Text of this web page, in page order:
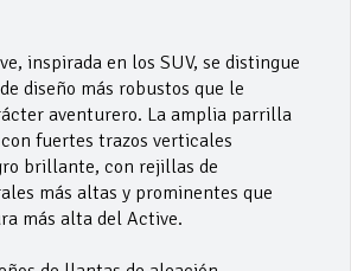
inspirada en los SUV, se distingue
diseño más robustos que le
aventurero. La amplia parrilla
fuertes trazos verticales
brillante, con rejillas de
más altas y prominentes que
más alta del Active.